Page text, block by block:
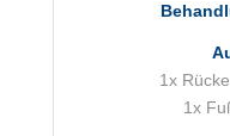
1x
1x